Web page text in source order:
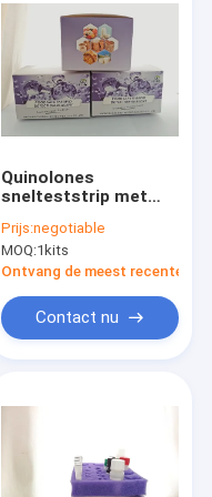
Quinolones
snelteststrip met
minuten detectietijd
en 80-105% herstel
voor rauwe melk en
Prijs:negotiable
MOQ:1kits
Ontvang de meest recente
Contact nu